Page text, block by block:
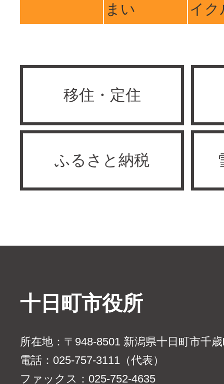
まい
イク
移住・定住
ふるさと納税
十日町市役所
所在地：〒948-8501 新潟県十日町市千
電話：025-757-3111（代表）
ファックス：025-752-4635